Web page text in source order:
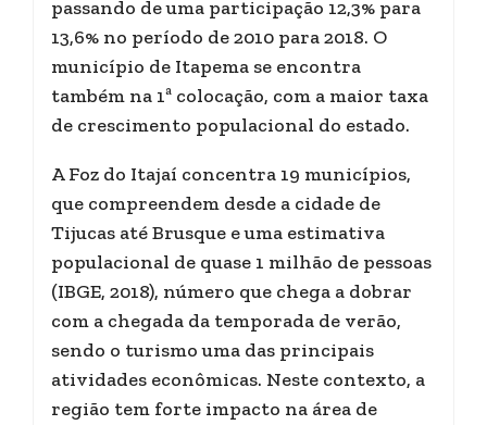
passando de uma participação 12,3% para
13,6% no período de 2010 para 2018. O
município de Itapema se encontra
também na 1ª colocação, com a maior taxa
de crescimento populacional do estado.
A Foz do Itajaí concentra 19 municípios,
que compreendem desde a cidade de
Tijucas até Brusque e uma estimativa
populacional de quase 1 milhão de pessoas
(IBGE, 2018), número que chega a dobrar
com a chegada da temporada de verão,
sendo o turismo uma das principais
atividades econômicas. Neste contexto, a
região tem forte impacto na área de